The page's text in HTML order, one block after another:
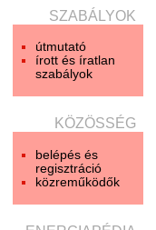
SZABÁLYOK
útmutató
írott és íratlan
szabályok
KÖZÖSSÉG
belépés és
regisztráció
közreműködők